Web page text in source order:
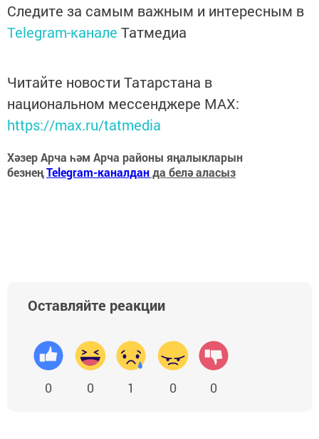
Следите за самым важным и интересным в
Telegram-канале Татмедиа
Читайте новости Татарстана в
национальном мессенджере MАХ:
https://max.ru/tatmedia
Хәзер Арча һәм Арча районы яңалыкларын
безнеңTelegram-каналданда белә аласыз
Оставляйте реакции
0 0 1 0 0